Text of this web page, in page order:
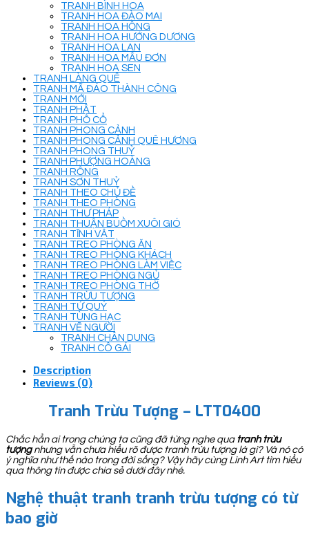
TRANH BÌNH HOA
TRANH HOA ĐÀO MAI
TRANH HOA HỒNG
TRANH HOA HƯỚNG DƯƠNG
TRANH HOA LAN
TRANH HOA MẪU ĐƠN
TRANH HOA SEN
TRANH LÀNG QUÊ
TRANH MÃ ĐÁO THÀNH CÔNG
TRANH MỚI
TRANH PHẬT
TRANH PHỐ CỔ
TRANH PHONG CẢNH
TRANH PHONG CẢNH QUÊ HƯƠNG
TRANH PHONG THUỶ
TRANH PHƯỢNG HOÀNG
TRANH RỒNG
TRANH SƠN THUỶ
TRANH THEO CHỦ ĐỀ
TRANH THEO PHÒNG
TRANH THƯ PHÁP
TRANH THUẬN BUỒM XUÔI GIÓ
TRANH TĨNH VẬT
TRANH TREO PHÒNG ĂN
TRANH TREO PHÒNG KHÁCH
TRANH TREO PHÒNG LÀM VIỆC
TRANH TREO PHÒNG NGỦ
TRANH TREO PHÒNG THỜ
TRANH TRỪU TƯỢNG
TRANH TỨ QUÝ
TRANH TÙNG HẠC
TRANH VẼ NGƯỜI
TRANH CHÂN DUNG
TRANH CÔ GÁI
Description
Reviews (0)
Tranh Trừu Tượng – LTT0400
Chắc hẳn ai trong chúng ta cũng đã từng nghe qua tranh trừu
tượngnhưng vẫn chưa hiểu rõ được tranh trừu tượng là gì? Và nó có
ý nghĩa như thế nào trong đời sống? Vậy hãy cùng Linh Art tìm hiểu
qua thông tin được chia sẻ dưới đây nhé.
Nghệ thuật tranh tranh trừu tượng có từ
bao giờ